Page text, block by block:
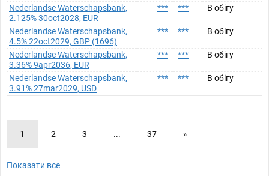
Nederlandse Waterschapsbank,
2.125% 30oct2028, EUR
*** *** В обігу
Nederlandse Waterschapsbank,
4.5% 22oct2029, GBP (1696)
*** *** В обігу
Nederlandse Waterschapsbank,
3.36% 9apr2036, EUR
*** *** В обігу
Nederlandse Waterschapsbank,
3.91% 27mar2029, USD
*** *** В обігу
1 2 3 ... 37 »
Показати все